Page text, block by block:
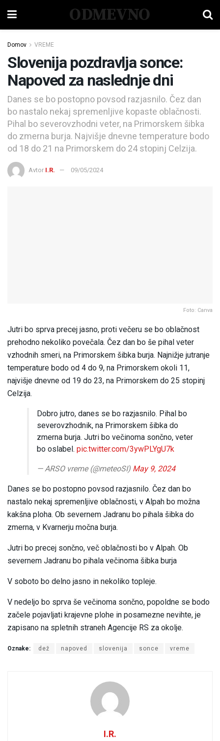
ODMEVNO
Domov VREME
Slovenija pozdravlja sonce:
Napoved za naslednje dni
Danes se bo postopno povsod razjasnilo. Čez dan
bo nastalo nekaj spremenljive kopaste oblačnosti.
Pihal bo severovzhodni veter, na Primorskem šibka
do zmerna burja. Najvišje dnevne temperature bodo
od 18 do 21 na Primorskem do 24 stopinj Celzija.
Avtor I.R. 09/05/2024
Foto: Canva
Jutri bo sprva precej jasno, proti večeru se bo oblačnost
prehodno nekoliko povečala. Čez dan bo še pihal veter
vzhodnih smeri, na Primorskem šibka burja. Najnižje jutranje
temperature bodo od 4 do 9, na Primorskem okoli 11,
najvišje dnevne od 19 do 23, na Primorskem do 25 stopinj
Celzija.
Dobro jutro, danes se bo razjasnilo. Pihal bo
severovzhodnik, na Primorskem šibka do
zmerna burja. Jutri bo večinoma sončno, veter
bo oslabel. pic.twitter.com/3ywPLYgU7k
— ARSO vreme (@meteoSI) May 9, 2024
Danes se bo postopno povsod razjasnilo. Čez dan bo
nastalo nekaj spremenljive oblačnosti, v Alpah bo možna
kakšna ploha. Ob severnem Jadranu bo pihala šibka do
zmerna, v Kvarnerju močna burja.
Jutri bo precej sončno, več oblačnosti bo v Alpah. Ob
severnem Jadranu bo pihala večinoma šibka burja
V soboto bo delno jasno in nekoliko topleje.
V nedeljo bo sprva še večinoma sončno, popoldne se bodo
začele pojavljati krajevne plohe in posamezne nevihte, je
zapisano na spletnih straneh Agencije RS za okolje.
Oznake: dež napoved slovenija sonce vreme
I.R.